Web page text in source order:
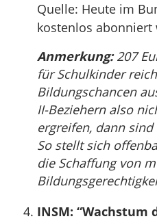
Quelle: Heute im
kostenlos abonniert
Anmerkung:207
für Schulkinder
Bildungschancen
II-Beziehern also
ergreifen, dann
So stellt sich
die Schaffung von
INSM: “Wachstum